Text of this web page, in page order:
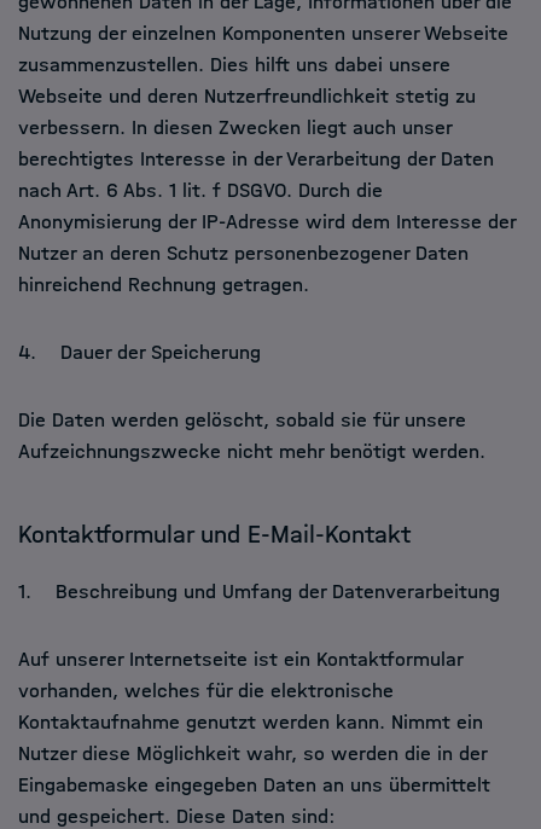
Nutzung der einzelnen Komponenten unserer Webseite
zusammenzustellen. Dies hilft uns dabei unsere
Webseite und deren Nutzerfreundlichkeit stetig zu
verbessern. In diesen Zwecken liegt auch unser
berechtigtes Interesse in der Verarbeitung der Daten
nach Art. 6 Abs. 1 lit. f DSGVO. Durch die
Anonymisierung der IP-Adresse wird dem Interesse der
Nutzer an deren Schutz personenbezogener Daten
hinreichend Rechnung getragen.
4. Dauer der Speicherung
Die Daten werden gelöscht, sobald sie für unsere
Aufzeichnungszwecke nicht mehr benötigt werden.
Kontaktformular und E-Mail-Kontakt
1. Beschreibung und Umfang der Datenverarbeitung
Auf unserer Internetseite ist ein Kontaktformular
vorhanden, welches für die elektronische
Kontaktaufnahme genutzt werden kann. Nimmt ein
Nutzer diese Möglichkeit wahr, so werden die in der
Eingabemaske eingegeben Daten an uns übermittelt
und gespeichert. Diese Daten sind: